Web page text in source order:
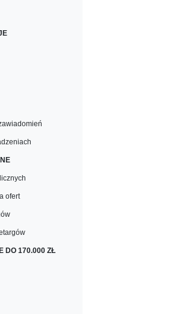
ofert
DO 170.000 ZŁ